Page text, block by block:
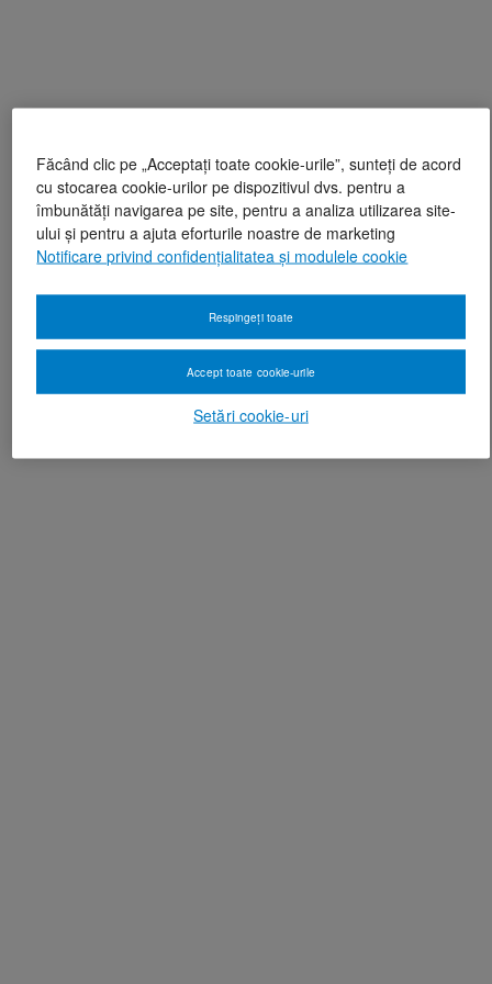
Făcând clic pe „Acceptați toate cookie-urile”, sunteți de acord
cu stocarea cookie-urilor pe dispozitivul dvs. pentru a
îmbunătăți navigarea pe site, pentru a analiza utilizarea site-
ului și pentru a ajuta eforturile noastre de marketing
Notificare privind confidențialitatea și modulele cookie
Setări cookie-uri
Respingeți toate
Accept toate cookie-urile